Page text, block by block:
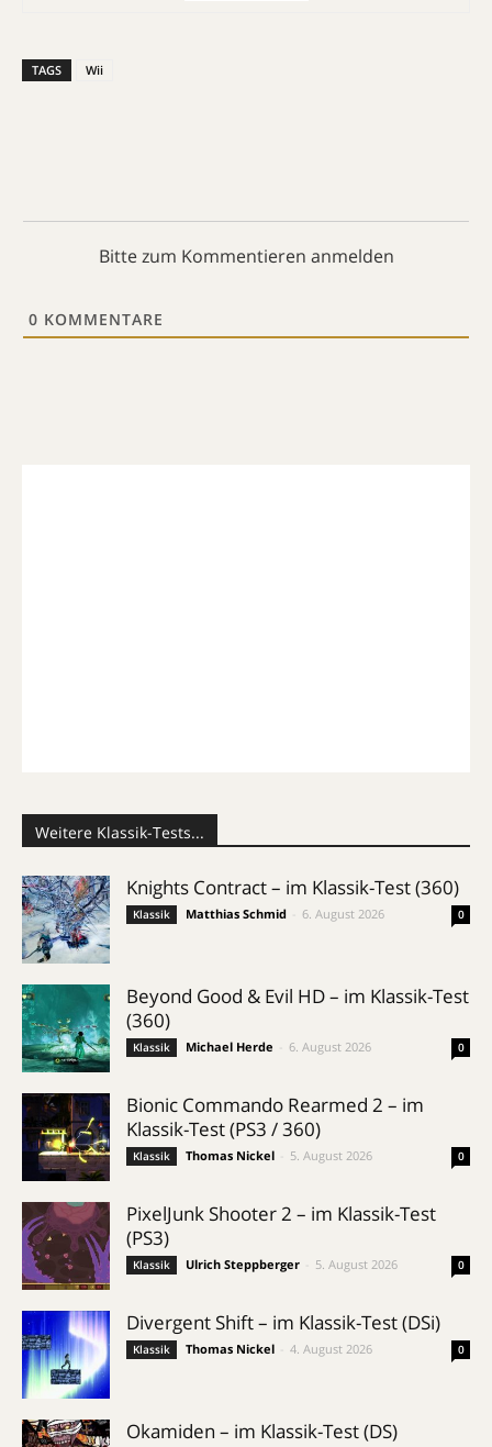
TAGS Wii
Bitte zum Kommentieren anmelden
0 KOMMENTARE
Weitere Klassik-Tests...
Knights Contract – im Klassik-Test (360)
Klassik Matthias Schmid 6. August 2026 0
Beyond Good & Evil HD – im Klassik-Test
(360)
Klassik Michael Herde 6. August 2026 0
Bionic Commando Rearmed 2 – im
Klassik-Test (PS3 / 360)
Klassik Thomas Nickel 5. August 2026 0
PixelJunk Shooter 2 – im Klassik-Test
(PS3)
Klassik Ulrich Steppberger 5. August 2026 0
Divergent Shift – im Klassik-Test (DSi)
Klassik Thomas Nickel 4. August 2026 0
Okamiden – im Klassik-Test (DS)